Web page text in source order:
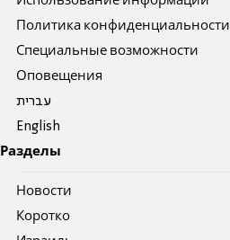
Политика конфиденциальности
Специальные возможности
Оповещения
עברית
English
Разделы
Новости
Коротко